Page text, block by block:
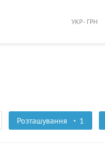
УКР - ГРН
Розташування 1